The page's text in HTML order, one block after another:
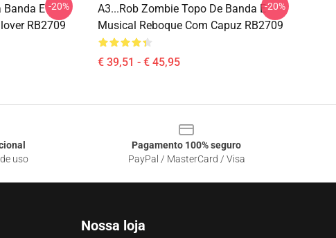
Banda E
RB2709
-20%
A3...rob Zombie Topo De Banda E
Musical Reboque Com Capuz RB2709
€ 39,51 - € 45,95
-20%
uso
Pagamento 100% seguro
PayPal / MasterCard / Visa
Nossa loja